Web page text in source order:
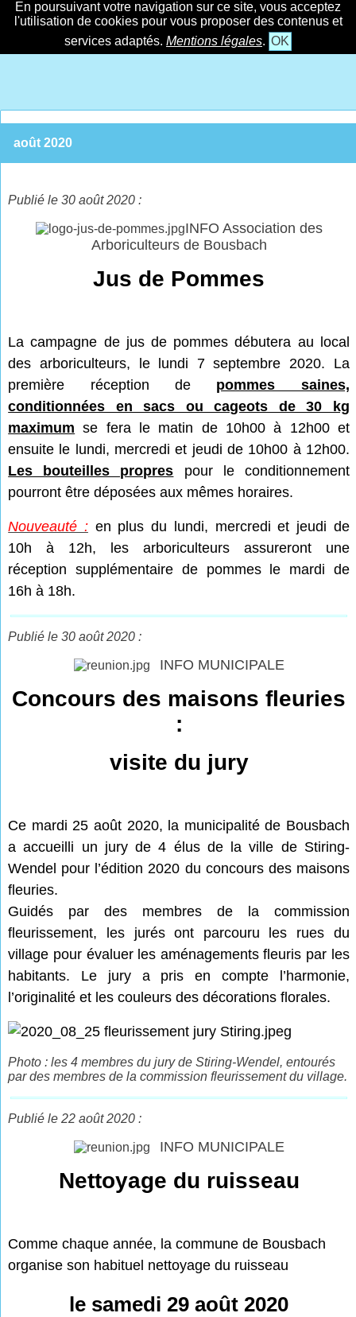
En poursuivant votre navigation sur ce site, vous acceptez
l'utilisation de cookies pour vous proposer des contenus et
services adaptés. Mentions légales. OK
août 2020
Publié le 30 août 2020 :
INFO Association des
Arboriculteurs de Bousbach
Jus de Pommes
La campagne de jus de pommes débutera au local
des arboriculteurs, le lundi 7 septembre 2020. La
première réception de pommes saines,
conditionnées en sacs ou cageots de 30 kg
maximum se fera le matin de 10h00 à 12h00 et
ensuite le lundi, mercredi et jeudi de 10h00 à 12h00.
Les bouteilles propres pour le conditionnement
pourront être déposées aux mêmes horaires.
Nouveauté :en plus du lundi, mercredi et jeudi de
10h à 12h, les arboriculteurs assureront une
réception supplémentaire de pommes le mardi de
16h à 18h.
Publié le 30 août 2020 :
INFO MUNICIPALE
Concours des maisons fleuries
:
visite du jury
Ce mardi 25 août 2020, la municipalité de Bousbach
a accueilli un jury de 4 élus de la ville de Stiring-
Wendel pour l’édition 2020 du concours des maisons
fleuries.
Guidés par des membres de la commission
fleurissement, les jurés ont parcouru les rues du
village pour évaluer les aménagements fleuris par les
habitants. Le jury a pris en compte l’harmonie,
l’originalité et les couleurs des décorations florales.
Photo : les 4 membres du jury de Stiring-Wendel, entourés
par des membres de la commission fleurissement du village.
Publié le 22 août 2020 :
INFO MUNICIPALE
Nettoyage du ruisseau
Comme chaque année, la commune de Bousbach
organise son habituel nettoyage du ruisseau
le samedi 29 août 2020